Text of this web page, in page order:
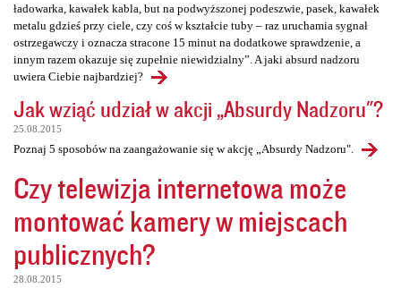
ładowarka, kawałek kabla, but na podwyższonej podeszwie, pasek, kawałek
metalu gdzieś przy ciele, czy coś w kształcie tuby – raz uruchamia sygnał
ostrzegawczy i oznacza stracone 15 minut na dodatkowe sprawdzenie, a
innym razem okazuje się zupełnie niewidzialny”. A jaki absurd nadzoru
uwiera Ciebie najbardziej?
Jak wziąć udział w akcji „Absurdy Nadzoru"?
25.08.2015
Poznaj 5 sposobów na zaangażowanie się w akcję „Absurdy Nadzoru".
Czy telewizja internetowa może
montować kamery w miejscach
publicznych?
28.08.2015